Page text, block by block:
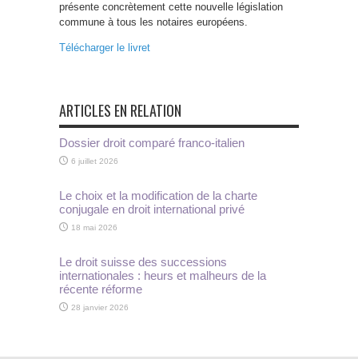
présente concrètement cette nouvelle législation
commune à tous les notaires européens.
Télécharger le livret
ARTICLES EN RELATION
Dossier droit comparé franco-italien
6 juillet 2026
Le choix et la modification de la charte
conjugale en droit international privé
18 mai 2026
Le droit suisse des successions
internationales : heurs et malheurs de la
récente réforme
28 janvier 2026